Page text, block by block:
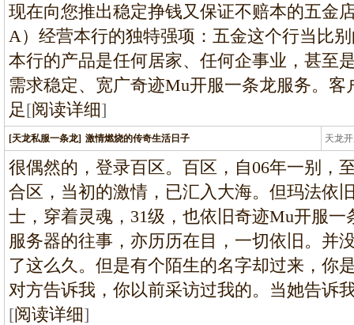
现在向您推出稳定挣钱又保证不赔本的五金
A）经营本行的独特强项：五金这个行当比
本行的产品是任何居家、任何企事业，甚至
需求稳定、宽广奇迹Mu开服一条龙服务。
足[阅读详细]
[天龙私服一条龙] 激情燃烧的传奇生活日子 天龙
龙
很偶然的，登录百区。百区，自06年一别，
合区，当初的激情，已汇入大海。但玛法依
士，穿着灵魂，31级，也依旧奇迹Mu开服
服务器的往事，亦历历在目，一切依旧。并
了这么久。但是有个陌生的名字却过来，你
对方告诉我，你以前采访过我的。当她告诉
[阅读详细]